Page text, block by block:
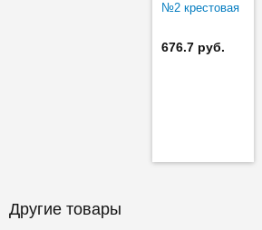
№2 крестовая
регулировки
AVENTOS
676.7 руб.
Другие товары